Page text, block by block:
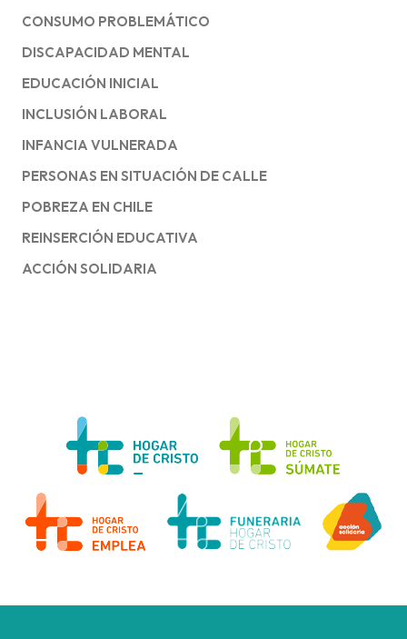
CONSUMO PROBLEMÁTICO
DISCAPACIDAD MENTAL
EDUCACIÓN INICIAL
INCLUSIÓN LABORAL
INFANCIA VULNERADA
PERSONAS EN SITUACIÓN DE CALLE
POBREZA EN CHILE
REINSERCIÓN EDUCATIVA
ACCIÓN SOLIDARIA